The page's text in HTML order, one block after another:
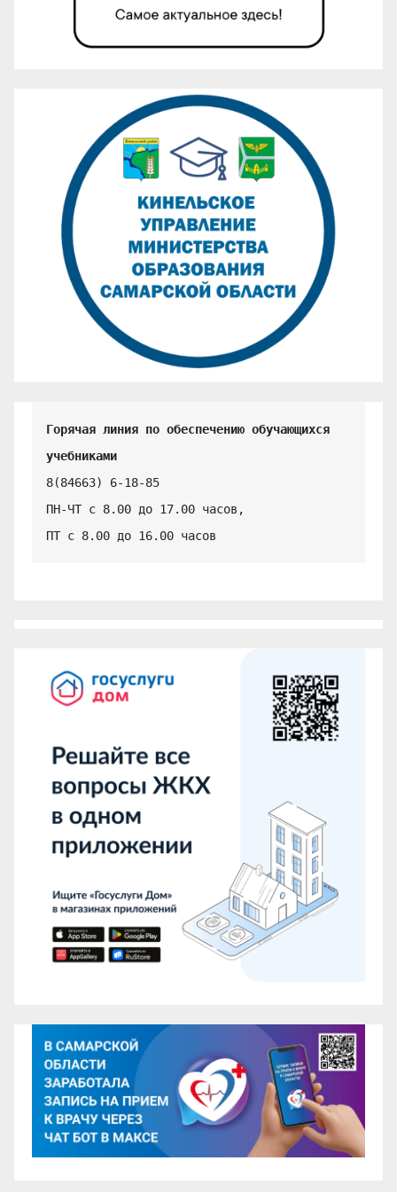
Горячая линия по обеспечению обучающихся
учебниками
8(84663) 6-18-85
ПН-ЧТ с 8.00 до 17.00 часов,
ПТ с 8.00 до 16.00 часов